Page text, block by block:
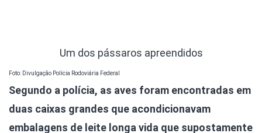
Um dos pássaros apreendidos
Foto: Divulgação Polícia Rodoviária Federal
Segundo a polícia, as aves foram encontradas em
duas caixas grandes que acondicionavam
embalagens de leite longa vida que supostamente